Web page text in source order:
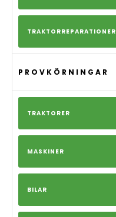
TRAKTORREPARATIONER
PROVKÖRNINGAR
TRAKTORER
MASKINER
BILAR